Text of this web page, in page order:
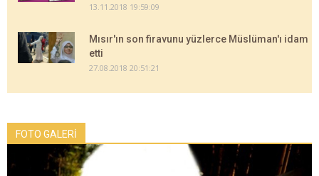
13.11.2018 19:59:09
Mısır'ın son firavunu yüzlerce Müslüman'ı idam
etti
27.08.2018 20:51:21
FOTO GALERİ